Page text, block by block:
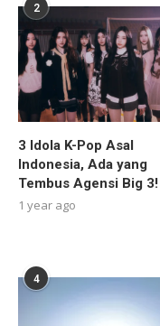
2
3 Idola K-Pop Asal
Indonesia, Ada yang
Tembus Agensi Big 3!
1 year ago
4